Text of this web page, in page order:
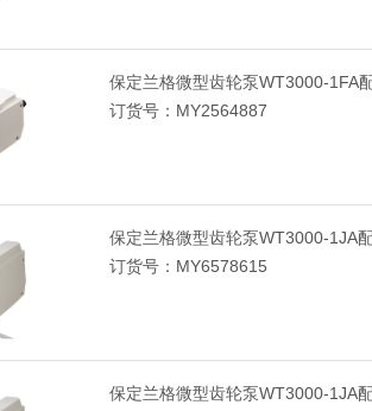
保定兰格微型齿轮泵WT3000-1FA
订货号：MY2564887
保定兰格微型齿轮泵WT3000-1JA
订货号：MY6578615
保定兰格微型齿轮泵WT3000-1JA